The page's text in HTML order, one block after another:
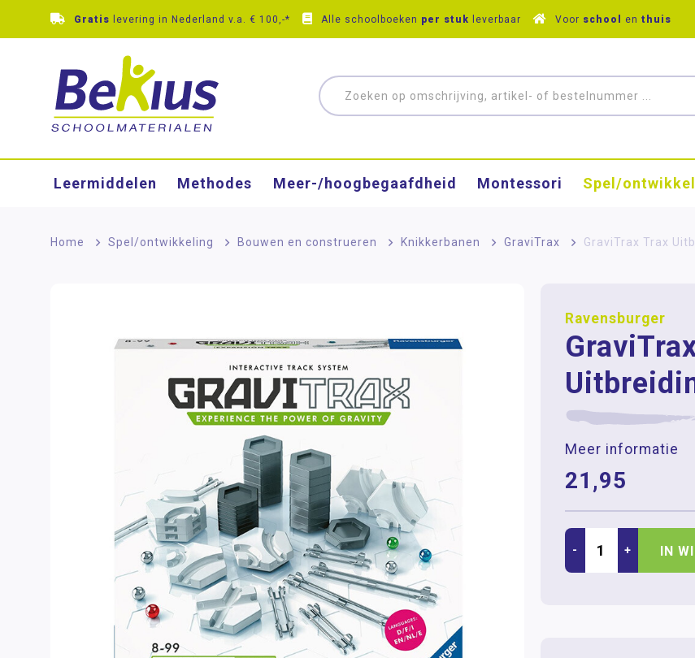
Gratis levering in Nederland v.a. € 100,-* Alle schoolboeken per stuk leverbaar Voor school en thuis
Leermiddelen Methodes Meer-/hoog­begaafdheid Montessori Spel/
Home > Spel/ontwikkeling > Bouwen en construeren > Knikkerbanen > GraviTrax > GraviTrax Trax
Ravensburger
Meer informatie
21,95
- + IN